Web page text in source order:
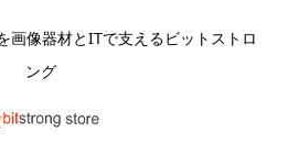
画像器材とITで支えるビットストロ
ング